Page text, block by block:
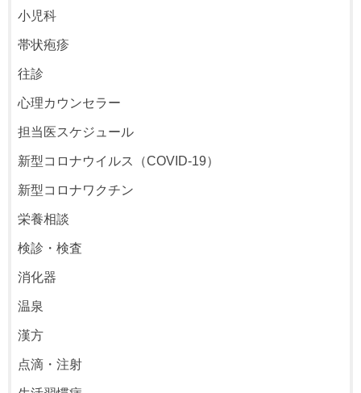
小児科
帯状疱疹
往診
心理カウンセラー
担当医スケジュール
新型コロナウイルス（COVID-19）
新型コロナワクチン
栄養相談
検診・検査
消化器
温泉
漢方
点滴・注射